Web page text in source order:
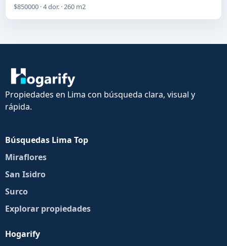
$850000 · 4 dor. · 260 m2
Propiedades en Lima con búsqueda clara, visual y
rápida.
Búsquedas Lima Top
Miraflores
San Isidro
Surco
Explorar propiedades
Hogarify